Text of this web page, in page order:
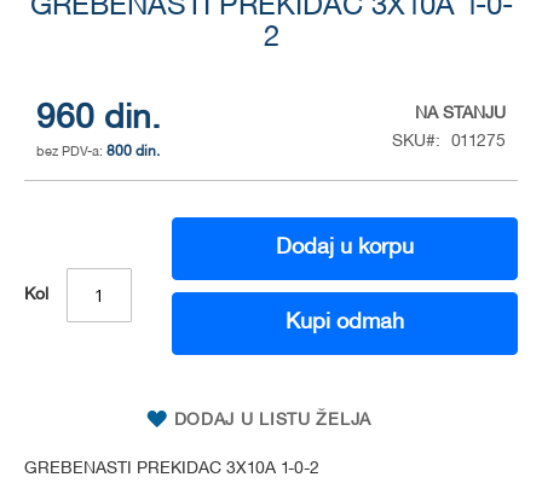
GREBENASTI PREKIDAC 3X10A 1-0-
2
960 din.
800 din.
NA STANJU
SKU
011275
Kol
Dodaj u korpu
Kupi odmah
DODAJ U LISTU ŽELJA
GREBENASTI PREKIDAC 3X10A 1-0-2
the
images
gallery